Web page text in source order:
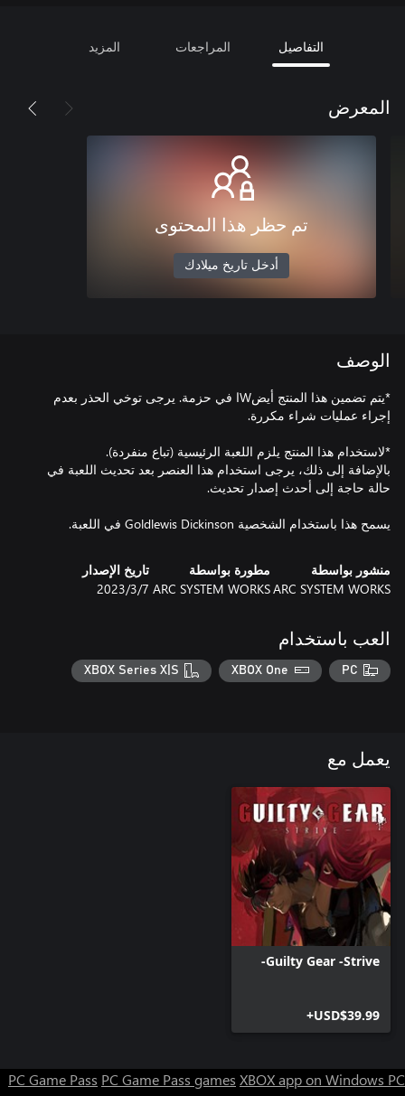
التفاصيل المراجعات المزيد
المعرض
تم حظر هذا المحتوى
أدخل تاريخ ميلادك
الوصف
*يتم تضمين هذا المنتج أيضWا في حزمة. يرجى توخي الحذر بعدم
بالإضافة إلى ذلك، يرجى استخدام هذا العنصر بعد تحديث اللعبة في
يسمح هذا باستخدام الشخصية Goldlewis Dickinson في اللعبة.
منشور بواسطة
ARC SYSTEM WORKS
مطورة بواسطة
ARC SYSTEM WORKS
تاريخ الإصدار
7‏/3‏/2023
العب باستخدام
PC
XBOX One
XBOX Series X|S
يعمل مع
Guilty Gear -Strive-
USD$39.99+
PC Game Pass PC Game Pass games XBOX app on Windows PC